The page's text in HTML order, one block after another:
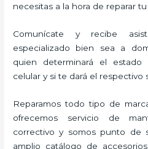
necesitas a la hora de reparar tu
Comunícate y recibe
especializado bien sea a
quien determinará el
celular y si te dará el respectivo
Reparamos todo tipo de
ofrecemos servicio de
correctivo y somos punto de
amplio catálogo de